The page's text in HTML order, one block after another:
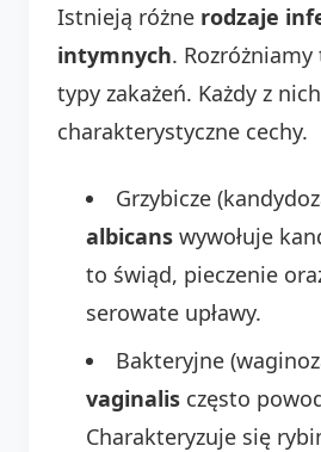
Istnieją różne rodzaje
intymnych. Rozróżniamy
typy zakażeń. Każdy z
charakterystyczne cechy.
Grzybicze
albicans wywołuje
to świąd, pieczenie
serowate upławy.
Bakteryjne
vaginalis często
Charakteryzuje się